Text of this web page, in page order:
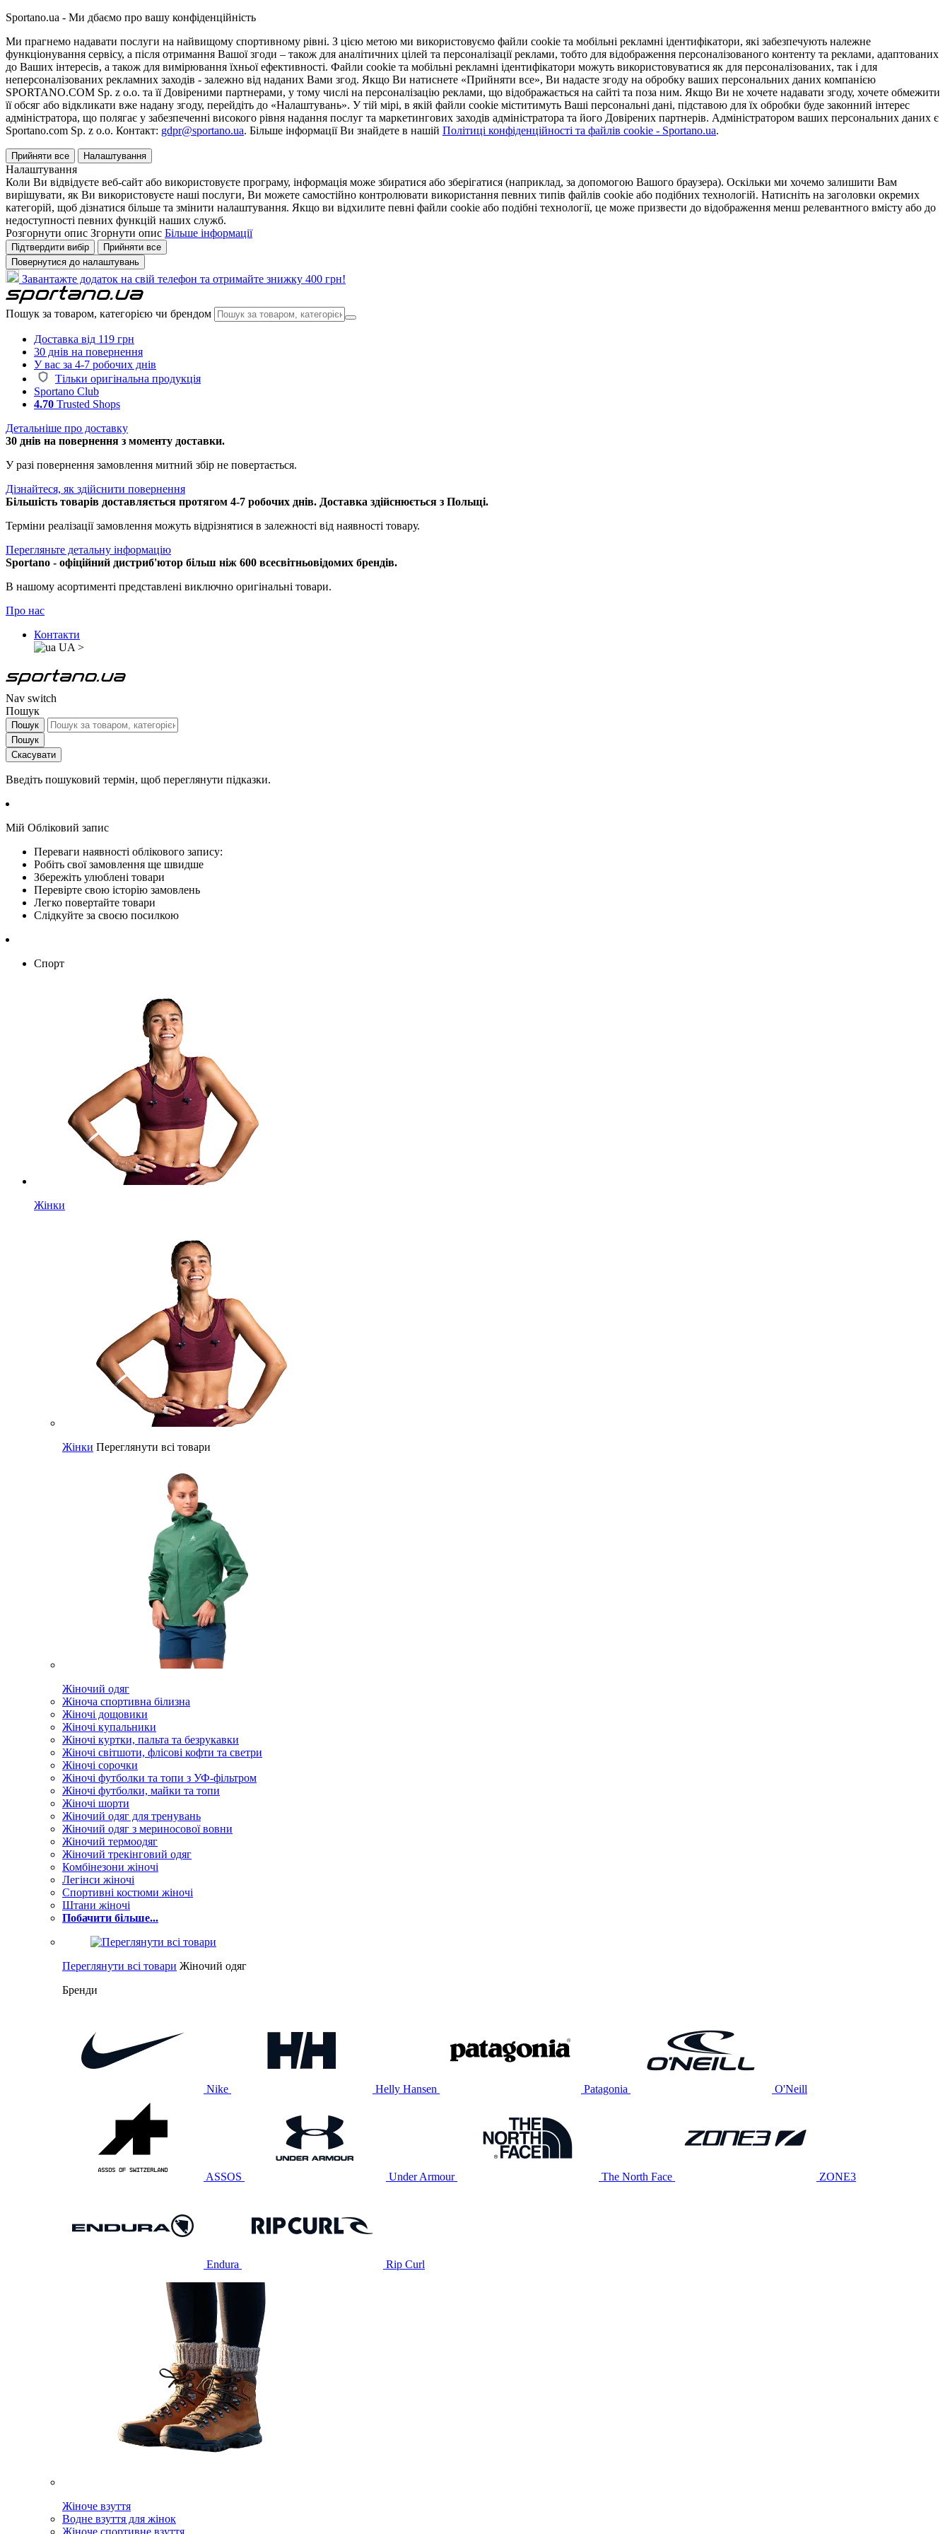
Sportano.ua - Ми дбаємо про вашу конфіденційність
Ми прагнемо надавати послуги на найвищому спортивному рівні. З цією метою ми використовуємо файли cookie та мобільні рекламні ідентифікатори, які забезпечують належне
функціонування сервісу, а після отримання Вашої згоди – також для аналітичних цілей та персоналізації реклами, тобто для відображення персоналізованого контенту та реклами, адаптованих
до Ваших інтересів, а також для вимірювання їхньої ефективності. Файли cookie та мобільні рекламні ідентифікатори можуть використовуватися як для персоналізованих, так і для
неперсоналізованих рекламних заходів - залежно від наданих Вами згод. Якщо Ви натиснете «Прийняти все», Ви надасте згоду на обробку ваших персональних даних компанією
SPORTANO.COM Sp. z o.o. та її Довіреними партнерами, у тому числі на персоналізацію реклами, що відображається на сайті та поза ним. Якщо Ви не хочете надавати згоду, хочете обмежити
її обсяг або відкликати вже надану згоду, перейдіть до «Налаштувань». У тій мірі, в якій файли cookie міститимуть Ваші персональні дані, підставою для їх обробки буде законний інтерес
адміністратора, що полягає у забезпеченні високого рівня надання послуг та маркетингових заходів адміністратора та його Довірених партнерів. Адміністратором ваших персональних даних є
Sportano.com Sp. z o.o. Контакт: gdpr@sportano.ua. Більше інформації Ви знайдете в нашій Політиці конфіденційності та файлів cookie - Sportano.ua.
Прийняти все Налаштування
Налаштування
Коли Ви відвідуєте веб-сайт або використовуєте програму, інформація може збиратися або зберігатися (наприклад, за допомогою Вашого браузера). Оскільки ми хочемо залишити Вам
вирішувати, як Ви використовуєте наші послуги, Ви можете самостійно контролювати використання певних типів файлів cookie або подібних технологій. Натисніть на заголовки окремих
категорій, щоб дізнатися більше та змінити налаштування. Якщо ви відхилите певні файли cookie або подібні технології, це може призвести до відображення менш релевантного вмісту або до
недоступності певних функцій наших служб.
Розгорнути опис Згорнути опис Більше інформації
Підтвердити вибір
Прийняти все
Повернутися до налаштувань
Завантажте додаток на свій телефон та отримайте знижку 400 грн!
Пошук за товаром, категорією чи брендом
Доставка від 119 грн
30 днів на повернення
У вас за 4-7 робочих днів
Тільки оригінальна продукція
Sportano Club
4.70 Trusted Shops
Детальніше про доставку
30 днів на повернення з моменту доставки.
У разі повернення замовлення митний збір не повертається.
Дізнайтеся, як здійснити повернення
Більшість товарів доставляється протягом 4-7 робочих днів. Доставка здійснюється з Польщі.
Терміни реалізації замовлення можуть відрізнятися в залежності від наявності товару.
Перегляньте детальну інформацію
Sportano - офіційний дистриб'ютор більш ніж 600 всесвітньовідомих брендів.
В нашому асортименті представлені виключно оригінальні товари.
Про нас
Контакти
UA >
Nav switch
Пошук
Пошук
Пошук
Скасувати
Введіть пошуковий термін, щоб переглянути підказки.
Мій Обліковий запис
Переваги наявності облікового запису:
Робіть свої замовлення ще швидше
Збережіть улюблені товари
Перевірте свою історію замовлень
Легко повертайте товари
Слідкуйте за своєю посилкою
Спорт
Жінки
Жінки Переглянути всі товари
Жіночий одяг
Жіноча спортивна білизна
Жіночі дощовики
Жіночі купальники
Жіночі куртки, пальта та безрукавки
Жіночі світшоти, флісові кофти та светри
Жіночі сорочки
Жіночі футболки та топи з УФ-фільтром
Жіночі футболки, майки та топи
Жіночі шорти
Жіночий одяг для тренувань
Жіночий одяг з мериносової вовни
Жіночий термоодяг
Жіночий трекінговий одяг
Комбінезони жіночі
Легінси жіночі
Спортивні костюми жіночі
Штани жіночі
Побачити більше...
Переглянути всі товари Жіночий одяг
Бренди
Nike Helly Hansen Patagonia O'Neill
ASSOS Under Armour The North Face ZONE3
Endura Rip Curl
Жіноче взуття
Водне взуття для жінок
Жіноче спортивне взуття